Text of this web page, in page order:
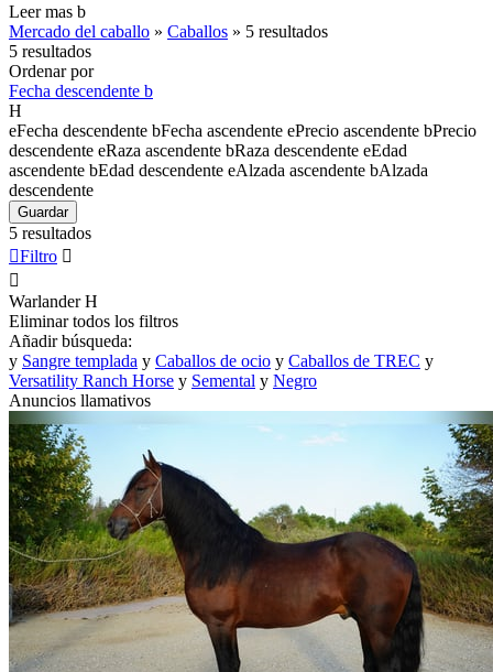
Leer mas b
Mercado del caballo » Caballos » 5 resultados
5 resultados
Ordenar por
Fecha descendente b
H
eFecha descendente bFecha ascendente ePrecio ascendente bPrecio
descendente eRaza ascendente bRaza descendente eEdad
ascendente bEdad descendente eAlzada ascendente bAlzada
descendente
Guardar
5 resultados
Filtro 

Warlander H
Eliminar todos los filtros
Añadir búsqueda:
y Sangre templada y Caballos de ocio y Caballos de TREC y
Versatility Ranch Horse y Semental y Negro
Anuncios llamativos